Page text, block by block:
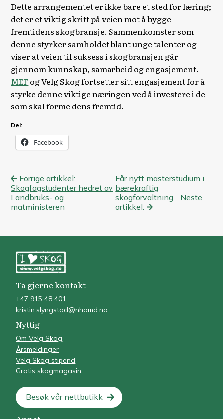
Dette arrangementet er ikke bare et sted for læring;
det er et viktig skritt på veien mot å bygge
fremtidens skogbransje. Sammenkomster som
denne styrker samholdet blant unge talenter og
viser at veien til suksess i skogbransjen går
gjennom kunnskap, samarbeid og engasjement.
MEFog Velg Skog fortsetter sitt engasjement for å
styrke denne viktige næringen ved å investere i de
som skal forme dens fremtid.
Del:
Facebook
Innleggsnavigasjon
Forrige artikkel:
Skogfagstudenter hedret av
Landbruks- og
matministeren
Får nytt masterstudium i
bærekraftig
skogforvaltning
Neste
artikkel:
Ta gjerne kontakt
+47 915 48 401
kristin.slyngstad@nhomd.no
Nyttig
Om Velg Skog
Årsmeldinger
Velg Skog stipend
Gratis skogmagasin
Besøk vår nettbutikk